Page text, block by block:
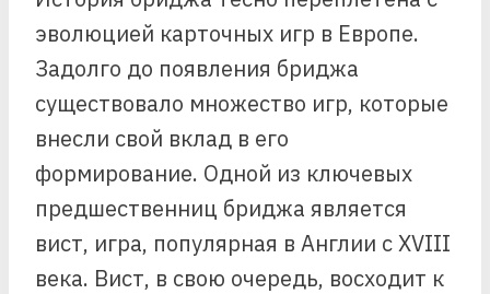
эволюцией карточных игр в Европе.
Задолго до появления бриджа
существовало множество игр, которые
внесли свой вклад в его
формирование. Одной из ключевых
предшественниц бриджа является
вист, игра, популярная в Англии с XVIII
века. Вист, в свою очередь, восходит к